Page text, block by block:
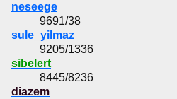
neseege
9691/38
sule_yilmaz
9205/1336
sibelert
8445/8236
diazem